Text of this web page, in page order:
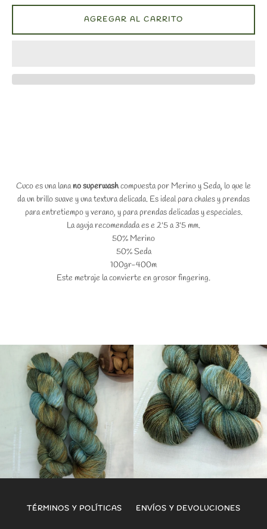
Cuco es una lanano superwashcompuesta por Merino y Seda, lo que le
da un brillo suave y una textura delicada. Es ideal para chales y prendas
para entretiempo y verano, y para prendas delicadas y especiales.
La aguja recomendada es e 2'5 a 3'5 mm.
50% Merino
50% Seda
100gr-400m
Este metraje la convierte en grosor fingering.
AGREGAR AL CARRITO
TÉRMINOS Y POLÍTICAS ENVÍOS Y DEVOLUCIONES